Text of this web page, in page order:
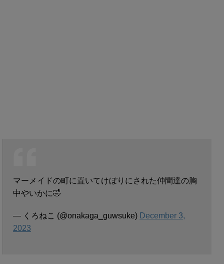
マーメイドの町に置いてけぼりにされた仲間達の胸
中やいかに🤣
— くろねこ (@onakaga_guwsuke) December 3,
2023